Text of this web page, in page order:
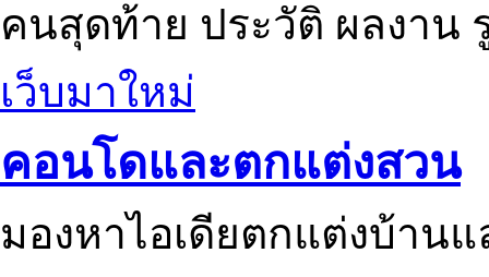
คนสุดท้าย ประวัติ ผลงาน
เว็บมาใหม่
คอนโดและตกแต่งสวน
มองหาไอเดียตกแต่งบ้าน